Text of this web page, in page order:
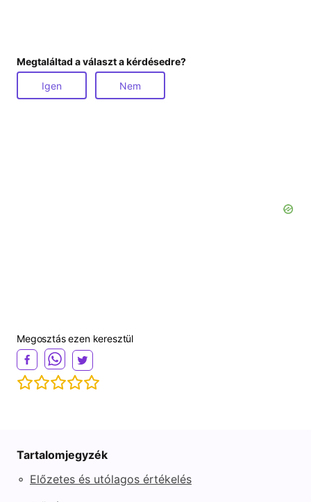
Megtaláltad a választ a kérdésedre?
Igen Nem
Megosztás ezen keresztül
Tartalomjegyzék
◦ Előzetes és utólagos értékelés